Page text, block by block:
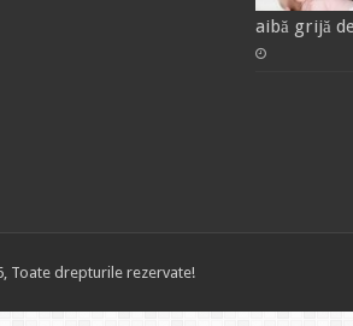
aibă grijă
Toate drepturile rezervate!